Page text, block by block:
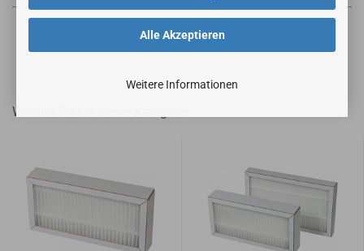
Alle Akzeptieren
Weitere Informationen
Weitere Artikel dieser Kategorie